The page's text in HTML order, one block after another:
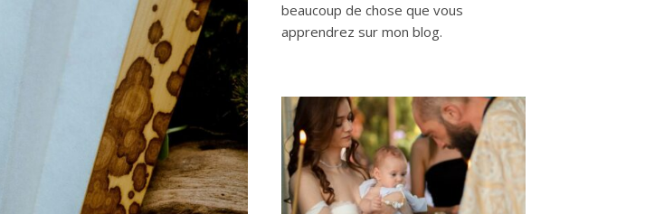
beaucoup de chose que vous
apprendrez sur mon blog.